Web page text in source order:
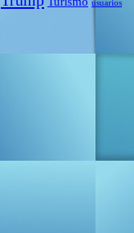
usuarios